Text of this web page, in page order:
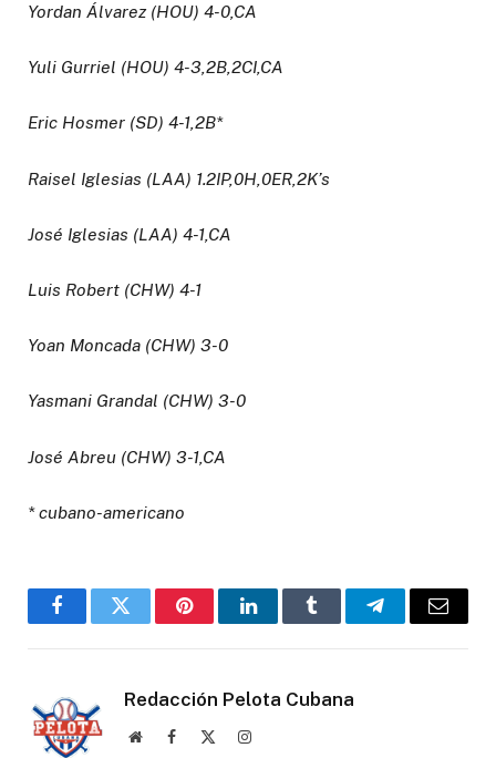
Yordan Álvarez (HOU) 4-0,CA
Yuli Gurriel (HOU) 4-3,2B,2CI,CA
Eric Hosmer (SD) 4-1,2B*
Raisel Iglesias (LAA) 1.2IP,0H,0ER,2K’s
José Iglesias (LAA) 4-1,CA
Luis Robert (CHW) 4-1
Yoan Moncada (CHW) 3-0
Yasmani Grandal (CHW) 3-0
José Abreu (CHW) 3-1,CA
* cubano-americano
FacebookTwitter PinterestLinkedInTumblr TelegramEmail
Redacción Pelota Cubana
WebsiteFacebook Instagram